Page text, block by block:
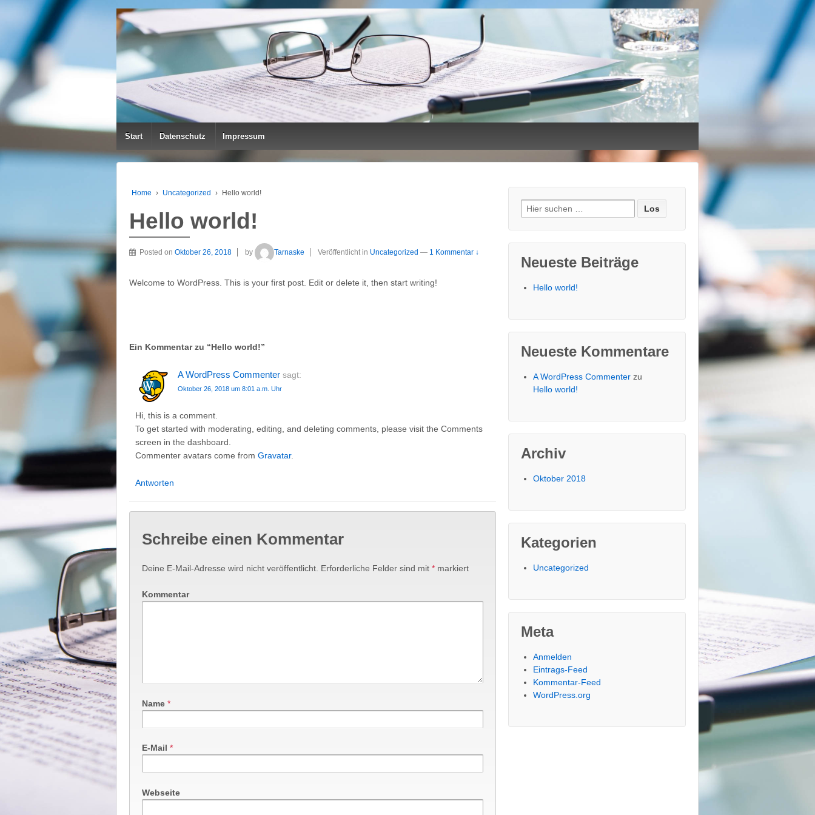
Start Datenschutz Impressum
Home › Uncategorized › Hello world!
Hello world!
Posted on Oktober 26, 2018 by Tarnaske Veröffentlicht in Uncategorized — 1 Kommentar ↓
Welcome to WordPress. This is your first post. Edit or delete it, then start writing!
Ein Kommentar zu “Hello world!”
A WordPress Commenter sagt:
Oktober 26, 2018 um 8:01 a.m. Uhr
Hi, this is a comment.
To get started with moderating, editing, and deleting comments, please visit the Comments
screen in the dashboard.
Commenter avatars come from Gravatar.
Antworten
Schreibe einen Kommentar
Deine E-Mail-Adresse wird nicht veröffentlicht. Erforderliche Felder sind mit * markiert
Kommentar
Name *
E-Mail *
Webseite
Suche
nach:
Neueste Beiträge
Hello world!
Neueste Kommentare
A WordPress Commenter zu
Hello world!
Archiv
Oktober 2018
Kategorien
Uncategorized
Meta
Anmelden
Eintrags-Feed
Kommentar-Feed
WordPress.org